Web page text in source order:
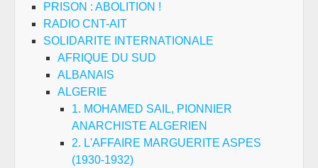
PRISON : ABOLITION !
RADIO CNT-AIT
SOLIDARITE INTERNATIONALE
AFRIQUE DU SUD
ALBANAIS
ALGERIE
1. MOHAMED SAIL, PIONNIER
ANARCHISTE ALGERIEN
2. L'AFFAIRE MARGUERITE ASPES
(1930-1932)